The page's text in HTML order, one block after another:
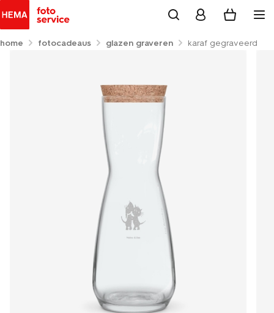
home fotocadeaus glazen graveren karaf gegraveerd